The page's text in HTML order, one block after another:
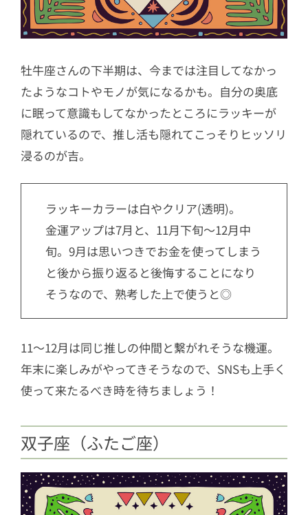
牡牛座さんの下半期は、今までは注目してなかっ
たようなコトやモノが気になるかも。自分の奥底
に眠って意識もしてなかったところにラッキーが
隠れているので、推し活も隠れてこっそりヒッソリ
浸るのが吉。
ラッキーカラーは白やクリア(透明)。
金運アップは7月と、11月下旬〜12月中
旬。9月は思いつきでお金を使ってしまう
と後から振り返ると後悔することになり
そうなので、熟考した上で使うと◎
11〜12月は同じ推しの仲間と繋がれそうな機運。
年末に楽しみがやってきそうなので、SNSも上手く
使って来たるべき時を待ちましょう！
双子座（ふたご座）